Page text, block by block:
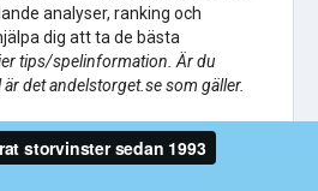
analyser, ranking och
dig att ta de bästa
tips/spelinformation. Är du
det andelstorget.se som gäller.